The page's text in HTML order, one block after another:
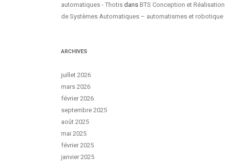
automatiques - Thotis dans BTS Conception et Réalisation
de Systèmes Automatiques – automatismes et robotique
ARCHIVES
juillet 2026
mars 2026
février 2026
septembre 2025
août 2025
mai 2025
février 2025
janvier 2025